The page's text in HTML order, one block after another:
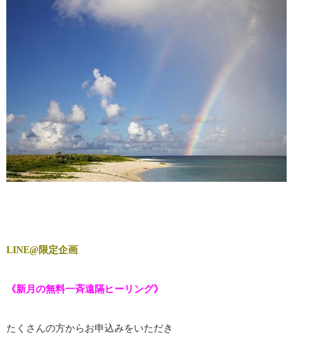
LINE@限定企画
《新月の無料一斉遠隔ヒーリング》
たくさんの方からお申込みをいただき